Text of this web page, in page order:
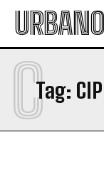
Tag:
C